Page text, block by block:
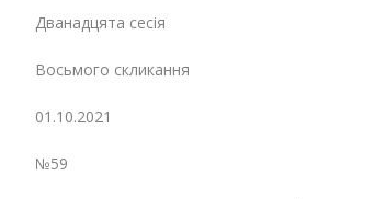
Дванадцята сесія
Восьмого скликання
01.10.2021
№59